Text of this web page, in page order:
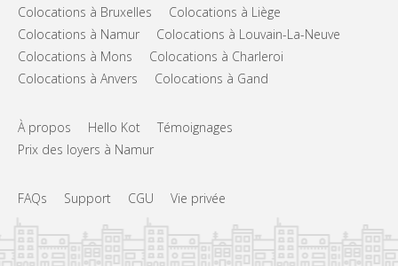
Colocations à Bruxelles
Colocations à Liège
Colocations à Namur
Colocations à Louvain-La-Neuve
Colocations à Mons
Colocations à Charleroi
Colocations à Anvers
Colocations à Gand
À propos Hello Kot
Témoignages
Prix des loyers à Namur
FAQs Support CGU Vie privée